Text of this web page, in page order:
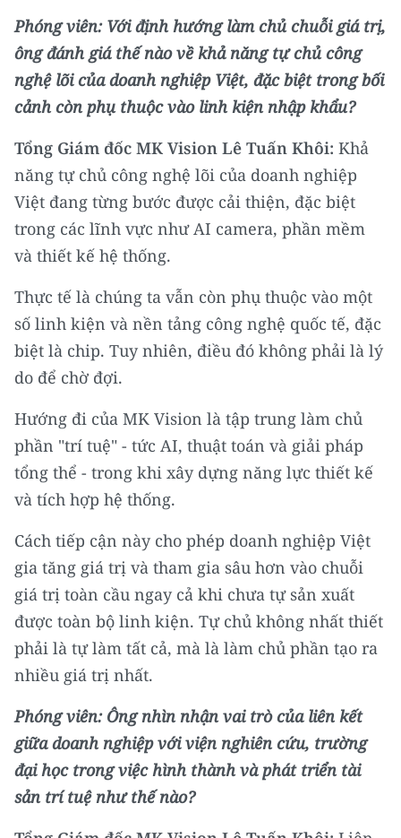
Phóng viên: Với định hướng làm chủ chuỗi giá trị,
ông đánh giá thế nào về khả năng tự chủ công
nghệ lõi của doanh nghiệp Việt, đặc biệt trong bối
cảnh còn phụ thuộc vào linh kiện nhập khẩu?
Tổng Giám đốc MK Vision Lê Tuấn Khôi: Khả
năng tự chủ công nghệ lõi của doanh nghiệp
Việt đang từng bước được cải thiện, đặc biệt
trong các lĩnh vực như AI camera, phần mềm
và thiết kế hệ thống.
Thực tế là chúng ta vẫn còn phụ thuộc vào một
số linh kiện và nền tảng công nghệ quốc tế, đặc
biệt là chip. Tuy nhiên, điều đó không phải là lý
do để chờ đợi.
Hướng đi của MK Vision là tập trung làm chủ
phần "trí tuệ" - tức AI, thuật toán và giải pháp
tổng thể - trong khi xây dựng năng lực thiết kế
và tích hợp hệ thống.
Cách tiếp cận này cho phép doanh nghiệp Việt
gia tăng giá trị và tham gia sâu hơn vào chuỗi
giá trị toàn cầu ngay cả khi chưa tự sản xuất
được toàn bộ linh kiện. Tự chủ không nhất thiết
phải là tự làm tất cả, mà là làm chủ phần tạo ra
nhiều giá trị nhất.
Phóng viên: Ông nhìn nhận vai trò của liên kết
giữa doanh nghiệp với viện nghiên cứu, trường
đại học trong việc hình thành và phát triển tài
sản trí tuệ như thế nào?